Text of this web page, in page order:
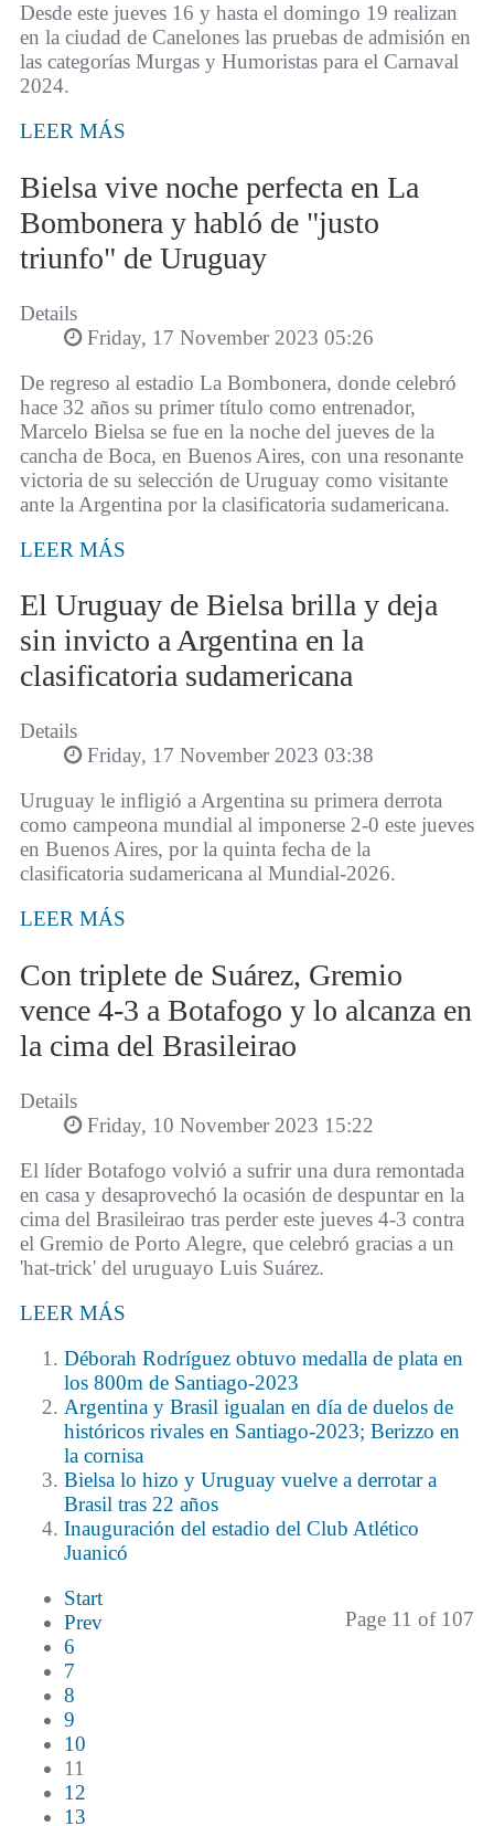
Desde este jueves 16 y hasta el domingo 19 realizan
en la ciudad de Canelones las pruebas de admisión en
las categorías Murgas y Humoristas para el Carnaval
2024.
LEER MÁS
Bielsa vive noche perfecta en La
Bombonera y habló de "justo
triunfo" de Uruguay
Details
Friday, 17 November 2023 05:26
De regreso al estadio La Bombonera, donde celebró
hace 32 años su primer título como entrenador,
Marcelo Bielsa se fue en la noche del jueves de la
cancha de Boca, en Buenos Aires, con una resonante
victoria de su selección de Uruguay como visitante
ante la Argentina por la clasificatoria sudamericana.
LEER MÁS
El Uruguay de Bielsa brilla y deja
sin invicto a Argentina en la
clasificatoria sudamericana
Details
Friday, 17 November 2023 03:38
Uruguay le infligió a Argentina su primera derrota
como campeona mundial al imponerse 2-0 este jueves
en Buenos Aires, por la quinta fecha de la
clasificatoria sudamericana al Mundial-2026.
LEER MÁS
Con triplete de Suárez, Gremio
vence 4-3 a Botafogo y lo alcanza en
la cima del Brasileirao
Details
Friday, 10 November 2023 15:22
El líder Botafogo volvió a sufrir una dura remontada
en casa y desaprovechó la ocasión de despuntar en la
cima del Brasileirao tras perder este jueves 4-3 contra
el Gremio de Porto Alegre, que celebró gracias a un
'hat-trick' del uruguayo Luis Suárez.
LEER MÁS
Déborah Rodríguez obtuvo medalla de plata en
los 800m de Santiago-2023
Argentina y Brasil igualan en día de duelos de
históricos rivales en Santiago-2023; Berizzo en
la cornisa
Bielsa lo hizo y Uruguay vuelve a derrotar a
Brasil tras 22 años
Inauguración del estadio del Club Atlético
Juanicó
Page 11 of 107
Start
Prev
6
7
8
9
10
11
12
13